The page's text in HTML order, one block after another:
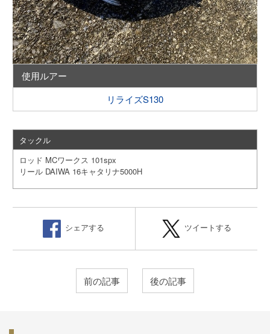
使用ルアー
リライズS130
タックル
ロッド MCワークス 101spx
リール DAIWA 16キャタリナ5000H
シェアする ツイートする
前の記事 後の記事